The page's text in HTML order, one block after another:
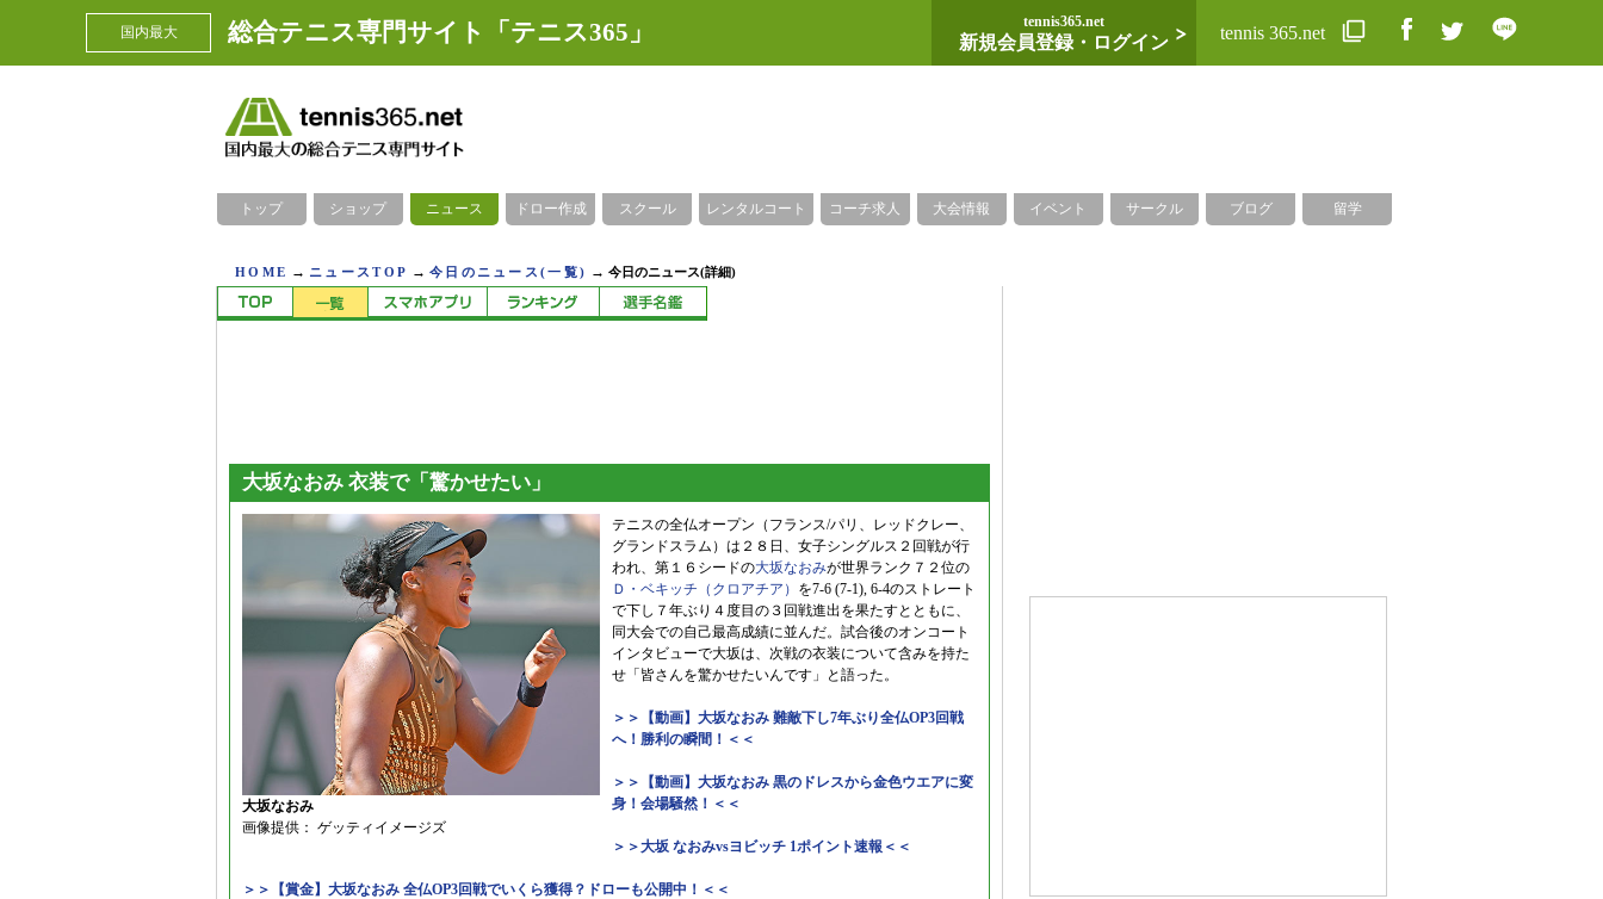
国内最大 総合テニス専門サイト「テニス365」 tennis365.net
新規会員登録・ログイン tennis 365.net
トップ ショップ ニュース ドロー作成 スクール レンタルコート コーチ求人 大会情報 イベント サークル ブログ 留学
HOME → ニュースTOP →今日のニュース(一覧) →今日のニュース(詳細)
大坂なおみ 衣装で「驚かせたい」
大坂なおみ
画像提供： ゲッティイメージズ
テニスの全仏オープン（フランス/パリ、レッドクレー、
グランドスラム）は２８日、女子シングルス２回戦が行
われ、第１６シードの大坂なおみが世界ランク７２位の
Ｄ・ベキッチ（クロアチア） を7-6 (7-1), 6-4のストレート
で下し７年ぶり４度目の３回戦進出を果たすとともに、
同大会での自己最高成績に並んだ。試合後のオンコート
インタビューで大坂は、次戦の衣装について含みを持た
せ「皆さんを驚かせたいんです」と語った。
＞＞【動画】大坂なおみ 難敵下し7年ぶり全仏OP3回戦
へ！勝利の瞬間！＜＜
＞＞【動画】大坂なおみ 黒のドレスから金色ウエアに変
身！会場騒然！＜＜
＞＞大坂 なおみvsヨビッチ 1ポイント速報＜＜
＞＞【賞金】大坂なおみ 全仏OP3回戦でいくら獲得？ドローも公開中！＜＜